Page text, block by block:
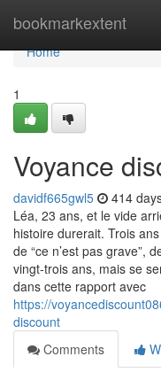
bookmarkextent
Home
Home
1
Voyance
davidf665gwl5 414
Léa, 23 ans, et le vide
histoire durerait. Trois
de “ce n’est pas grave”,
vingt-trois ans, mais se
dans cette rapport avec
https://
discount
Comments